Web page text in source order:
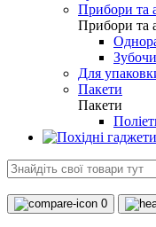
Прибори та
Прибори та
Для
Пакети
Пакети
0